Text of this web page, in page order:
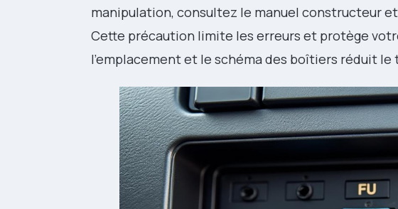
manipulation, consultez le manuel constructeur
Cette précaution limite les erreurs et protège
l’emplacement et le schéma des boîtiers réduit